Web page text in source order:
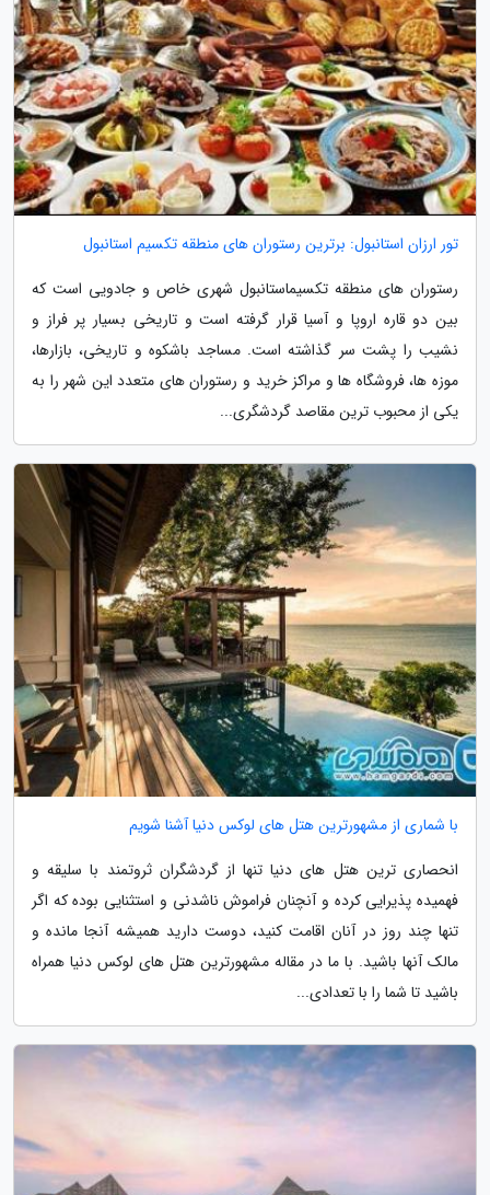
تور ارزان استانبول: برترین رستوران های منطقه تکسیم استانبول
رستوران های منطقه تکسیماستانبول شهری خاص و جادویی است که
بین دو قاره اروپا و آسیا قرار گرفته است و تاریخی بسیار پر فراز و
نشیب را پشت سر گذاشته است. مساجد باشکوه و تاریخی، بازارها،
موزه ها، فروشگاه ها و مراکز خرید و رستوران های متعدد این شهر را به
یکی از محبوب ترین مقاصد گردشگری...
با شماری از مشهورترین هتل های لوکس دنیا آشنا شویم
انحصاری ترین هتل های دنیا تنها از گردشگران ثروتمند با سلیقه و
فهمیده پذیرایی کرده و آنچنان فراموش ناشدنی و استثنایی بوده که اگر
تنها چند روز در آنان اقامت کنید، دوست دارید همیشه آنجا مانده و
مالک آنها باشید. با ما در مقاله مشهورترین هتل های لوکس دنیا همراه
باشید تا شما را با تعدادی...